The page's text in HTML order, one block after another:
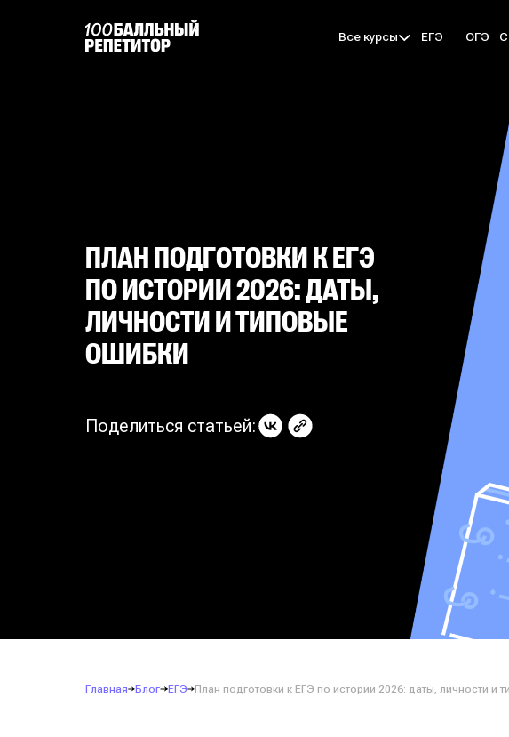
Все курсы ЕГЭ ОГЭ
ПЛАН ПОДГОТОВКИ К ЕГЭ
ПО ИСТОРИИ 2026: ДАТЫ,
ЛИЧНОСТИ И ТИПОВЫЕ
ОШИБКИ
Поделиться статьей:
Главная Блог ЕГЭ План подготовки к ЕГЭ по истории 2026: даты, личности и